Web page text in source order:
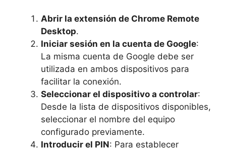
Abrir la extensión de Chrome Remote
Desktop.
Iniciar sesión en la cuenta de Google:
La misma cuenta de Google debe ser
utilizada en ambos dispositivos para
facilitar la conexión.
Seleccionar el dispositivo a controlar:
Desde la lista de dispositivos disponibles,
seleccionar el nombre del equipo
configurado previamente.
Introducir el PIN: Para establecer